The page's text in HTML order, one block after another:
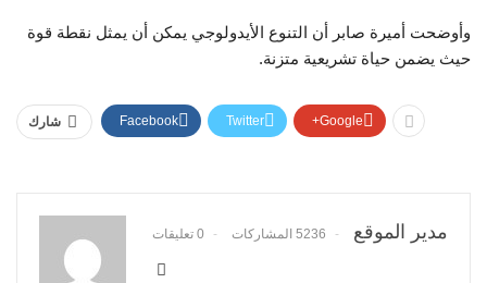
وأوضحت أميرة صابر أن التنوع الأيدولوجي يمكن أن يمثل نقطة قوة
حيث يضمن حياة تشريعية متزنة.
شارك Facebook Twitter Google+
مدير الموقع 5236 المشاركات 0 تعليقات